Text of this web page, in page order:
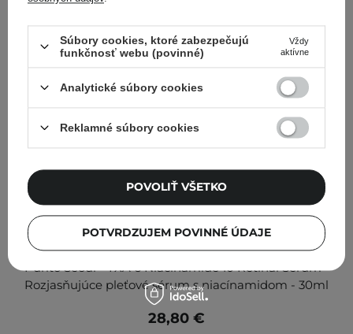
Purito Seoul - TXA 6 Niacinamide 10 Retinal Serum -
Rozjasňujúce pleťové sérum s niacínamidom - 30ml
28,80 €
Súbory cookies, ktoré zabezpečujú
funkčnosť webu (povinné)
Vždy
aktívne
Analytické súbory cookies
Reklamné súbory cookies
POTVRDZUJEM POVINNÉ ÚDAJE
POVOLIŤ VŠETKO